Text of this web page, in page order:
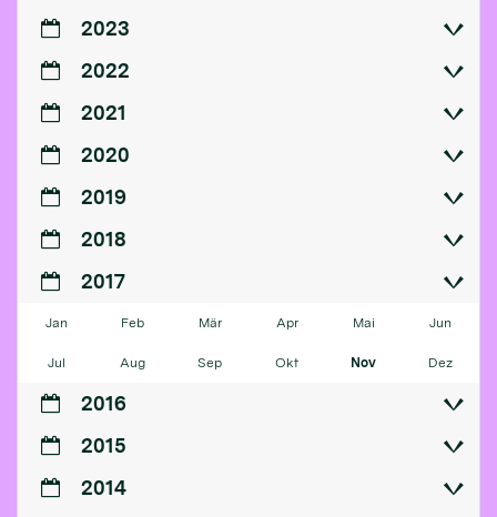
2023
2022
2021
2020
2019
2018
2017
Jan Feb Mär Apr Mai Jun
Jul Aug Sep Okt Nov Dez
2016
2015
2014